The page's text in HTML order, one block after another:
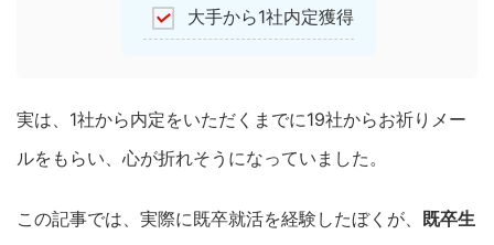
大手から1社内定獲得
実は、1社から内定をいただくまでに19社からお祈りメー
ルをもらい、心が折れそうになっていました。
この記事では、実際に既卒就活を経験したぼくが、 既卒生